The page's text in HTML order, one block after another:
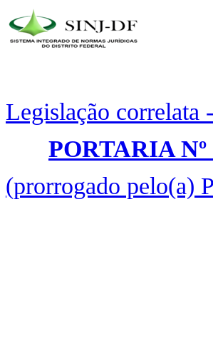
Legislação correlata
PORTARIA
(prorrogado pelo(a)